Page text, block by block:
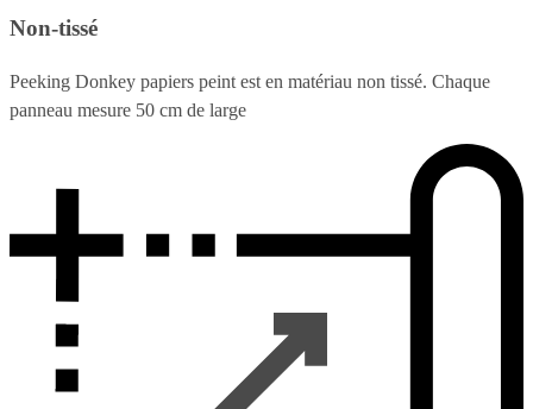
Non-tissé
Peeking Donkey papiers peint est en matériau non tissé. Chaque
panneau mesure 50 cm de large